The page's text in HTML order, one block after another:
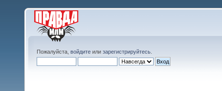
Пожалуйста, войдите или зарегистрируйтесь